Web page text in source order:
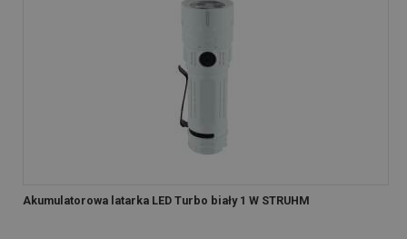
Akumulatorowa latarka LED Turbo biały 1 W STRUHM